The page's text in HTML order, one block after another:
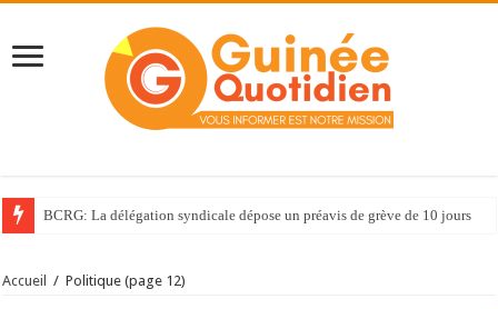
BCRG: La délégation syndicale dépose un préavis de grève de 10 jours
Accueil / Politique (page 12)